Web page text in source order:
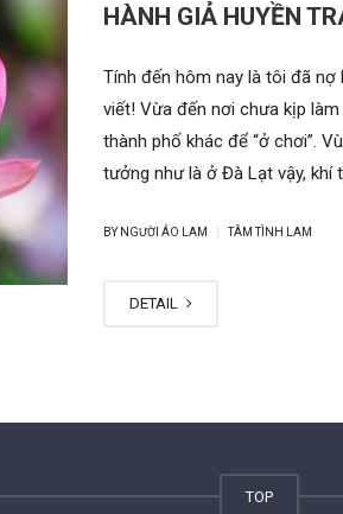
HÀNH GIẢ HUYỀN
Tính đến hôm nay là tôi đã nợ
viết! Vừa đến nơi chưa kịp
thành phố khác để “ở chơi”.
tưởng như là ở Đà Lạt vậy, khí
BY NGƯỜI ÁO LAM TÂM TÌNH LAM
DETAIL
TOP